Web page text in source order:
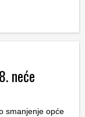
neće
smanjenje opće